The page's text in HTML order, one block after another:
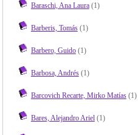
Baraschi, Ana Laura(1)
Barberis, Tomás(1)
Barbero, Guido(1)
Barbosa, Andrés(1)
Barcovich Recarte, Mirko Matías(1)
Bares, Alejandro Ariel(1)